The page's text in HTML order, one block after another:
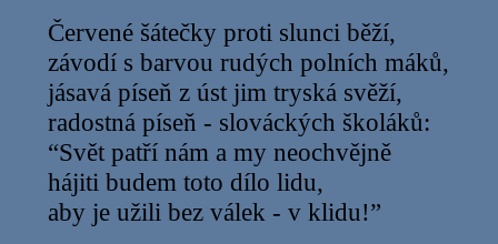
Červené šátečky proti slunci běží,
závodí s barvou rudých polních máků,
jásavá píseň z úst jim tryská svěží,
radostná píseň - slováckých školáků:
“Svět patří nám a my neochvějně
hájiti budem toto dílo lidu,
aby je užili bez válek - v klidu!”